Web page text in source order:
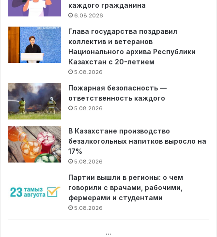
каждого гражданина
6.08.2026
Глава государства поздравил
коллектив и ветеранов
Национального архива Республики
Казахстан с 20-летием
5.08.2026
Пожарная безопасность —
ответственность каждого
5.08.2026
В Казахстане производство
безалкогольных напитков выросло на
17%
5.08.2026
Партии вышли в регионы: о чем
говорили с врачами, рабочими,
фермерами и студентами
5.08.2026
...